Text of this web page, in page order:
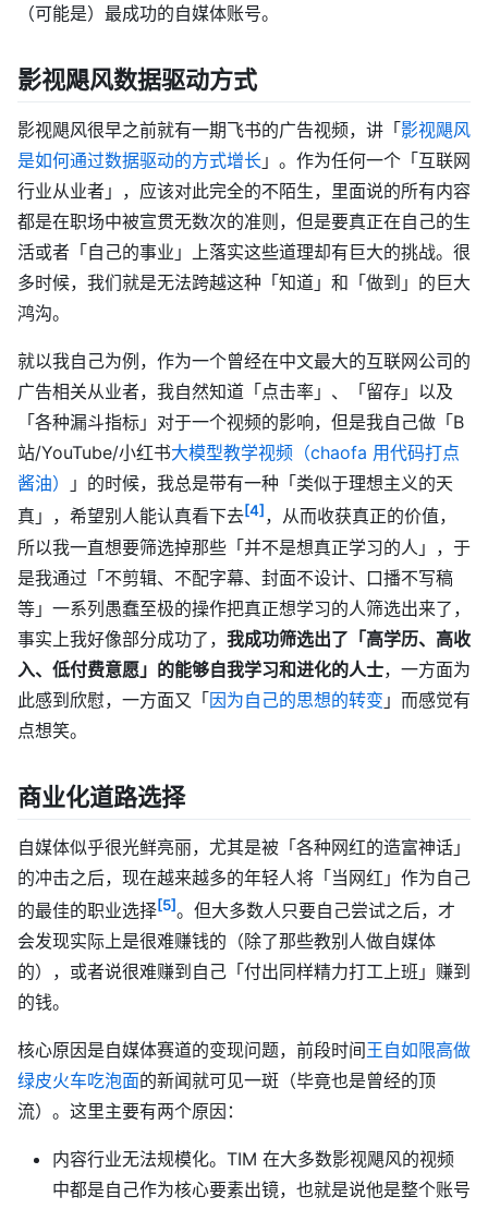
（可能是）最成功的自媒体账号。
影视飓风数据驱动方式
影视飓风很早之前就有一期飞书的广告视频，讲「影视飓风
是如何通过数据驱动的方式增长 」。作为任何一个「互联网
行业从业者」，应该对此完全的不陌生，里面说的所有内容
都是在职场中被宣贯无数次的准则，但是要真正在自己的生
活或者「自己的事业」上落实这些道理却有巨大的挑战。很
多时候，我们就是无法跨越这种「知道」和「做到」的巨大
鸿沟。
就以我自己为例，作为一个曾经在中文最大的互联网公司的
广告相关从业者，我自然知道「点击率」、「留存」以及
「各种漏斗指标」对于一个视频的影响，但是我自己做「B
站/YouTube/小红书大模型教学视频（chaofa 用代码打点
酱油）
」的时候，我总是带有一种「类似于理想主义的天
真」，希望别人能认真看下去[4]，从而收获真正的价值，
所以我一直想要筛选掉那些「并不是想真正学习的人」，于
是我通过「不剪辑、不配字幕、封面不设计、口播不写稿
等」一系列愚蠢至极的操作把真正想学习的人筛选出来了，
事实上我好像部分成功了， 我成功筛选出了「高学历、高收
入、低付费意愿」的能够自我学习和进化的人士，一方面为
此感到欣慰，一方面又「因为自己的思想的转变 」而感觉有
点想笑。
商业化道路选择
自媒体似乎很光鲜亮丽，尤其是被「各种网红的造富神话」
的冲击之后，现在越来越多的年轻人将「当网红」作为自己
的最佳的职业选择[5]。但大多数人只要自己尝试之后，才
会发现实际上是很难赚钱的（除了那些教别人做自媒体
的），或者说很难赚到自己「付出同样精力打工上班」赚到
的钱。
核心原因是自媒体赛道的变现问题，前段时间王自如限高做
绿皮火车吃泡面的新闻就可见一斑（毕竟也是曾经的顶
流）。这里主要有两个原因：
内容行业无法规模化。TIM 在大多数影视飓风的视频
中都是自己作为核心要素出镜，也就是说他是整个账号